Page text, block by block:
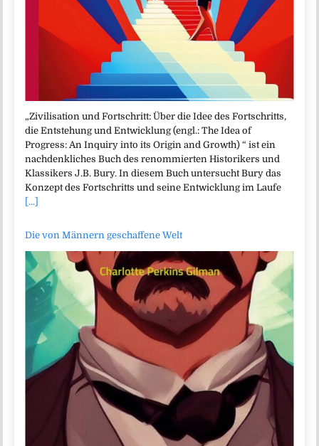
„Zivilisation und Fortschritt: Über die Idee des Fortschritts,
die Entstehung und Entwicklung (engl.: The Idea of
Progress: An Inquiry into its Origin and Growth) “ ist ein
nachdenkliches Buch des renommierten Historikers und
Klassikers J.B. Bury. In diesem Buch untersucht Bury das
Konzept des Fortschritts und seine Entwicklung im Laufe
[...]
Die von Männern geschaffene Welt